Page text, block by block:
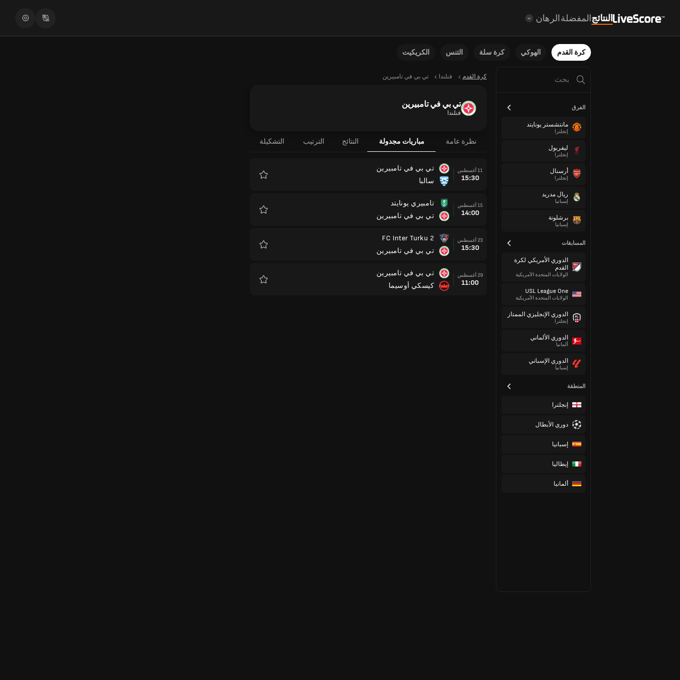
النتائجالمفضلةالرهان
كرة القدم الهوكي كرة سلة التنس الكريكيت
الفرق
مانتشستر يونايتد
إنجلترا
ليفربول
إنجلترا
أرسنال
إنجلترا
ريال مدريد
إسبانيا
برشلونة
إسبانيا
المسابقات
الدوري الأمريكي لكرة
القدم
الولايات المتحدة الأمريكية
USL League One
الولايات المتحدة الأمريكية
الدوري الإنجليزي الممتاز
إنجلترا
الدوري الألماني
ألمانيا
الدوري الإسباني
إسبانيا
المنطقة
إنجلترا
دوري الأبطال
إسبانيا
إيطاليا
ألمانيا
كرة القدم فنلندا تي بي في تامبيرين
تي بي في تامبيرين
فنلندا
نظرة عامة مباريات مجدولة النتائج الترتيب التشكيلة
11 أغسطس
15:30
تي بي في تامبيرين
سالبا
15 أغسطس
14:00
تامبيري يونايتد
تي بي في تامبيرين
23 أغسطس
15:30
FC Inter Turku 2
تي بي في تامبيرين
29 أغسطس
11:00
تي بي في تامبيرين
كيسكي أوسيما